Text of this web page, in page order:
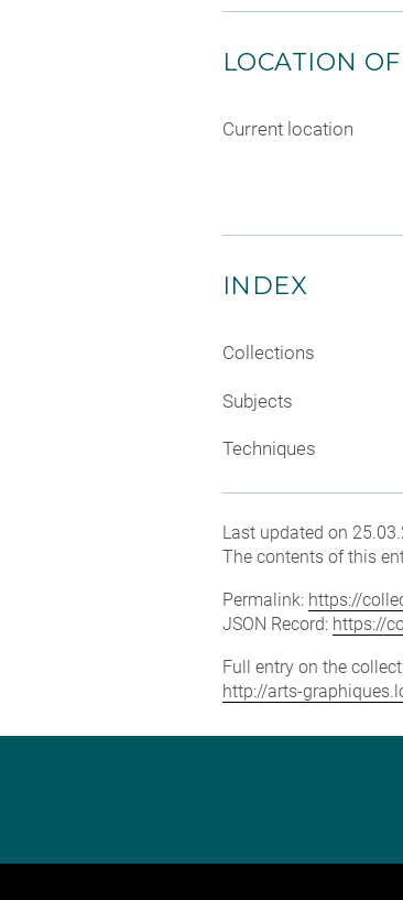
LOCATION
Current location
INDEX
Collections
Subjects
Techniques
Last updated on
The contents of this
Permalink: https://
JSON Record: https://
Full entry on the
http://arts-